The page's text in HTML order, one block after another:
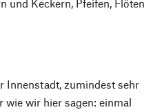
und Keckern, Pfeifen, Flöten
Innenstadt, zumindest sehr
wie wir hier sagen: einmal